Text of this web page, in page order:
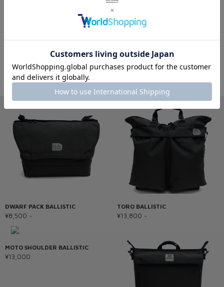
その他おすすめの商品
DWARF PACK BALLISTIC
¥8,500 ~
MOTO SHOULDER BALLISTIC
¥13,000
TORO BALLISTIC
¥13,800 ~